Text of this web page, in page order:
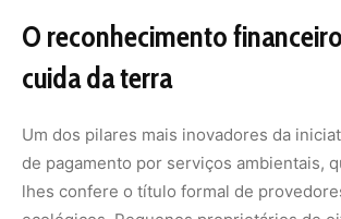
O alcance social do programa
com que as inscrições se multiplicaram,
tradicionais em modelos passíveis de
recursos distribuídos funcionam como
para a economia local, permitindo que